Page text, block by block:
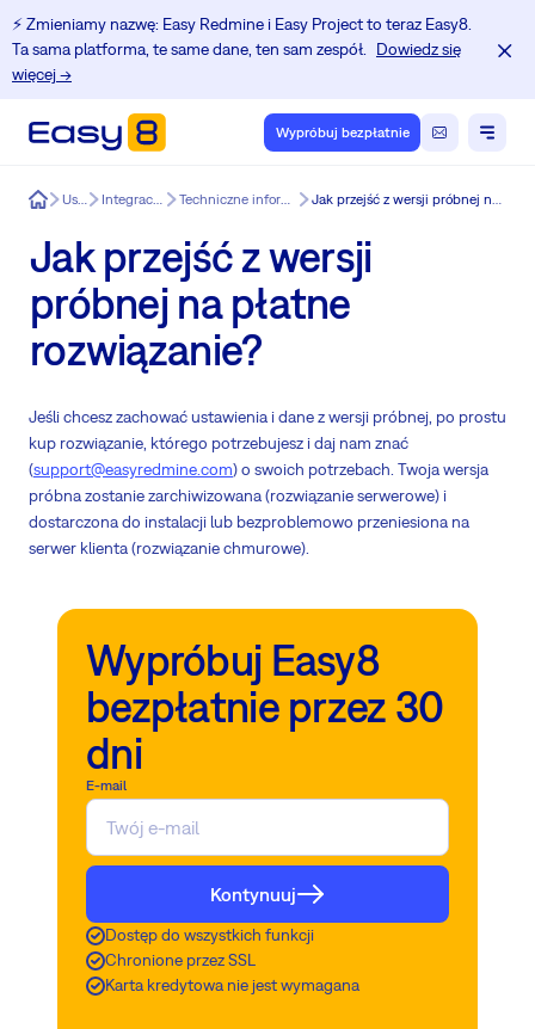
⚡️ Zmieniamy nazwę: Easy Redmine i Easy Project to teraz Easy8.
Ta sama platforma, te same dane, ten sam zespół.
Dowiedz się
więcej →
Wypróbuj bezpłatnie
Easy8 Usługi Integracja Easy8 Techniczne informacje o Easy8 Jak przejść z wersji próbnej na płatne rozwiązanie?
Jak przejść z wersji
próbnej na płatne
rozwiązanie?
Jeśli chcesz zachować ustawienia i dane z wersji próbnej, po prostu
kup rozwiązanie, którego potrzebujesz i daj nam znać
(support@easyredmine.com) o swoich potrzebach. Twoja wersja
próbna zostanie zarchiwizowana (rozwiązanie serwerowe) i
dostarczona do instalacji lub bezproblemowo przeniesiona na
serwer klienta (rozwiązanie chmurowe).
Wypróbuj Easy8
bezpłatnie przez 30
dni
E-mail
Kontynuuj
Dostęp do wszystkich funkcji
Chronione przez SSL
Karta kredytowa nie jest wymagana